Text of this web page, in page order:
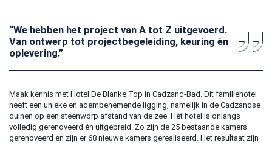
“We hebben het project van A tot Z uitgevoerd.
Van ontwerp tot projectbegeleiding, keuring én
oplevering.”
Maak kennis met Hotel De Blanke Top in Cadzand-Bad. Dit familiehotel
heeft een unieke en adembenemende ligging, namelijk in de Cadzandse
duinen op een steenworp afstand van de zee. Het hotel is onlangs
volledig gerenoveerd én uitgebreid. Zo zijn de 25 bestaande kamers
gerenoveerd en zijn er 68 nieuwe kamers gerealiseerd. Het resultaat zijn